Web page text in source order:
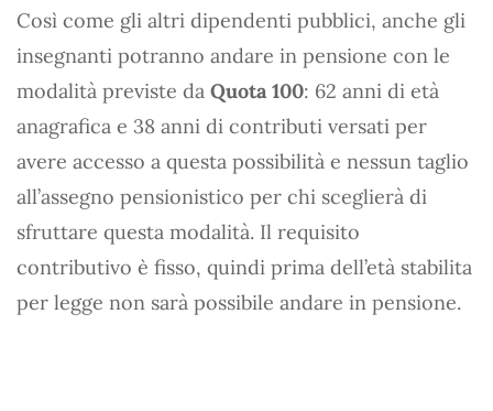
Così come gli altri dipendenti pubblici, anche gli
insegnanti potranno andare in pensione con le
modalità previste da Quota 100: 62 anni di età
anagrafica e 38 anni di contributi versati per
avere accesso a questa possibilità e nessun taglio
all’assegno pensionistico per chi sceglierà di
sfruttare questa modalità. Il requisito
contributivo è fisso, quindi prima dell’età stabilita
per legge non sarà possibile andare in pensione.